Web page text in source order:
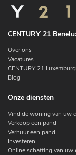
CENTURY 21
Over ons
Vacatures
CENTURY 21 Luxemburg
Blog
Onze diensten
Vind de woning van uw
Verkoop een pand
Verhuur een pand
Investeren
Online schatting van uw